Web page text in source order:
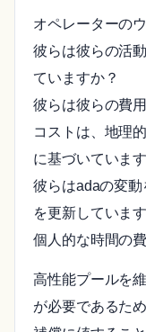
オペレーターの
彼らは彼らの活
ていますか？
彼らは彼らの費
コストは、地理
に基づいていま
彼らはadaの変
を更新していま
個人的な時間の
高性能プールを
が必要であるた